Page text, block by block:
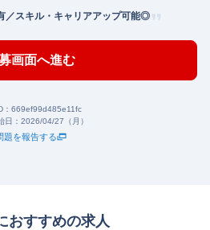
／スキル・キャリアアップ可能◎
画面へ進む
669ef99d485e11fc
日： 2026/04/27（月）
題を報告する
おすすめの求人